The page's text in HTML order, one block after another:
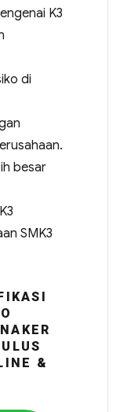
K3
di
besar
SMK3
&